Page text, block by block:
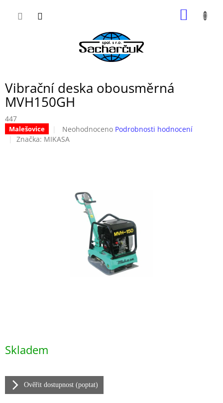
Vibrační deska obousměrná
MVH150GH
447
Malešovice
Průměrné
hodnocení
hvězdiček.
Neohodnoceno Podrobnosti hodnocení
Značka: MIKASA
cena:
Skladem
Ověřit dostupnost (poptat)